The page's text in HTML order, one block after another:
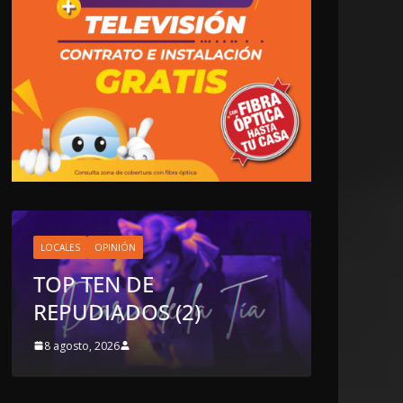
NACIONALES OPINIÓN
“NO VIVIMOS BUENOS
TIEMPOS PARA LA
LIBERTAD DE EXPRESIÓN
DEMOCRACIA EN
MÉXICO”: LUIS
CÁRDENAS; SE DESPIDIÓ
DE MVS
8 agosto, 2026